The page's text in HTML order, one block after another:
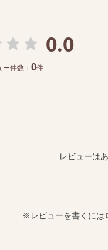
0.0
ー件数： 0件
レビューは
※レビューを書くには